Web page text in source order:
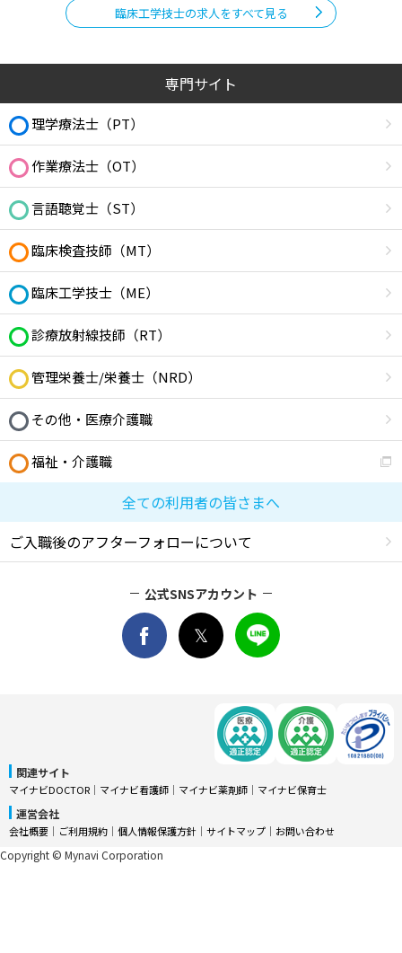
臨床工学技士の求人をすべて見る
専門サイト
理学療法士（PT）
作業療法士（OT）
言語聴覚士（ST）
臨床検査技師（MT）
臨床工学技士（ME）
診療放射線技師（RT）
管理栄養士/栄養士（NRD）
その他・医療介護職
福祉・介護職
全ての利用者の皆さまへ
ご入職後のアフターフォローについて
公式SNSアカウント
関連サイト
マイナビDOCTOR │ マイナビ看護師 │ マイナビ薬剤師 │ マイナビ保育士
運営会社
会社概要 │ ご利用規約 │ 個人情報保護方針 │ サイトマップ │ お問い合わせ
Copyright © Mynavi Corporation